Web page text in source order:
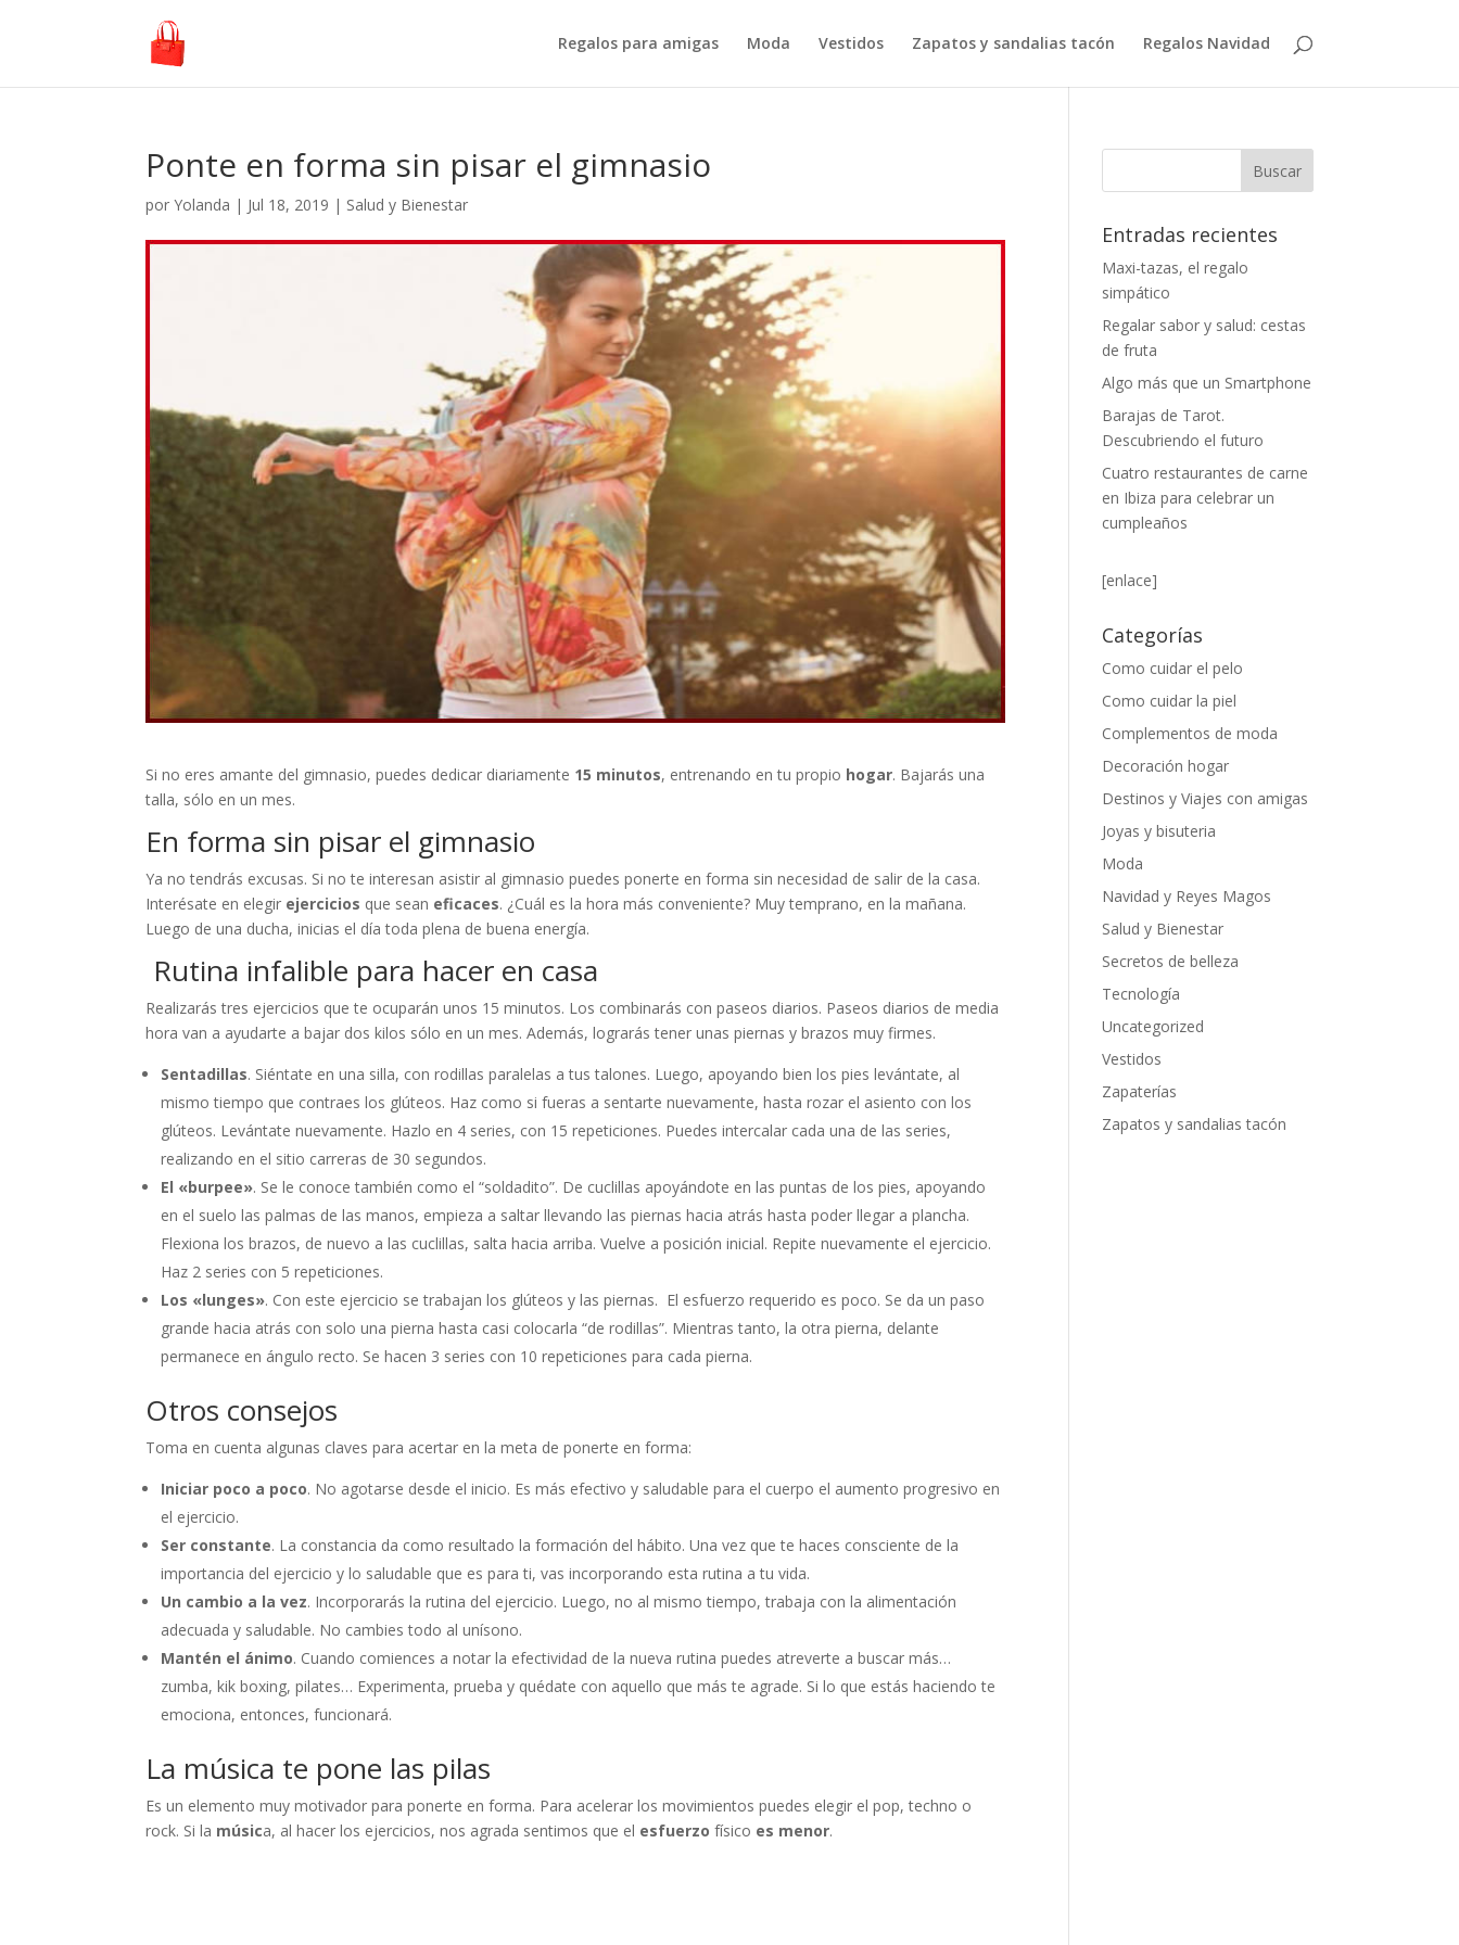
Regalos para amigas Moda Vestidos Zapatos y sandalias tacón Regalos Navidad
Ponte en forma sin pisar el gimnasio
porYolanda | Jul 18, 2019 | Salud y Bienestar
Si no eres amante del gimnasio, puedes dedicar diariamente 15 minutos, entrenando en tu propio hogar. Bajarás una
talla, sólo en un mes.
En forma sin pisar el gimnasio
Ya no tendrás excusas. Si no te interesan asistir al gimnasio puedes ponerte en forma sin necesidad de salir de la casa.
Interésate en elegir ejercicios que sean eficaces. ¿Cuál es la hora más conveniente? Muy temprano, en la mañana.
Luego de una ducha, inicias el día toda plena de buena energía.
Rutina infalible para hacer en casa
Realizarás tres ejercicios que te ocuparán unos 15 minutos. Los combinarás con paseos diarios. Paseos diarios de media
hora van a ayudarte a bajar dos kilos sólo en un mes. Además, lograrás tener unas piernas y brazos muy firmes.
Sentadillas. Siéntate en una silla, con rodillas paralelas a tus talones. Luego, apoyando bien los pies levántate, al
mismo tiempo que contraes los glúteos. Haz como si fueras a sentarte nuevamente, hasta rozar el asiento con los
glúteos. Levántate nuevamente. Hazlo en 4 series, con 15 repeticiones. Puedes intercalar cada una de las series,
realizando en el sitio carreras de 30 segundos.
El «burpee». Se le conoce también como el “soldadito”. De cuclillas apoyándote en las puntas de los pies, apoyando
en el suelo las palmas de las manos, empieza a saltar llevando las piernas hacia atrás hasta poder llegar a plancha.
Flexiona los brazos, de nuevo a las cuclillas, salta hacia arriba. Vuelve a posición inicial. Repite nuevamente el ejercicio.
Haz 2 series con 5 repeticiones.
Los «lunges». Con este ejercicio se trabajan los glúteos y las piernas. El esfuerzo requerido es poco. Se da un paso
grande hacia atrás con solo una pierna hasta casi colocarla “de rodillas”. Mientras tanto, la otra pierna, delante
permanece en ángulo recto. Se hacen 3 series con 10 repeticiones para cada pierna.
Otros consejos
Toma en cuenta algunas claves para acertar en la meta de ponerte en forma:
Iniciar poco a poco. No agotarse desde el inicio. Es más efectivo y saludable para el cuerpo el aumento progresivo en
el ejercicio.
Ser constante. La constancia da como resultado la formación del hábito. Una vez que te haces consciente de la
importancia del ejercicio y lo saludable que es para ti, vas incorporando esta rutina a tu vida.
Un cambio a la vez. Incorporarás la rutina del ejercicio. Luego, no al mismo tiempo, trabaja con la alimentación
adecuada y saludable. No cambies todo al unísono.
Mantén el ánimo. Cuando comiences a notar la efectividad de la nueva rutina puedes atreverte a buscar más…
zumba, kik boxing, pilates… Experimenta, prueba y quédate con aquello que más te agrade. Si lo que estás haciendo te
emociona, entonces, funcionará.
La música te pone las pilas
Es un elemento muy motivador para ponerte en forma. Para acelerar los movimientos puedes elegir el pop, techno o
rock. Si la música, al hacer los ejercicios, nos agrada sentimos que el esfuerzo físico es menor.
Entradas recientes
Maxi-tazas, el regalo
simpático
Regalar sabor y salud: cestas
de fruta
Algo más que un Smartphone
Barajas de Tarot.
Descubriendo el futuro
Cuatro restaurantes de carne
en Ibiza para celebrar un
cumpleaños
[enlace]
Categorías
Como cuidar el pelo
Como cuidar la piel
Complementos de moda
Decoración hogar
Destinos y Viajes con amigas
Joyas y bisuteria
Moda
Navidad y Reyes Magos
Salud y Bienestar
Secretos de belleza
Tecnología
Uncategorized
Vestidos
Zapaterías
Zapatos y sandalias tacón